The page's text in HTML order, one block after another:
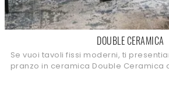
DOUBLE CERAMICA
Se vuoi tavoli fissi moderni, ti
pranzo in ceramica Double Ceramica